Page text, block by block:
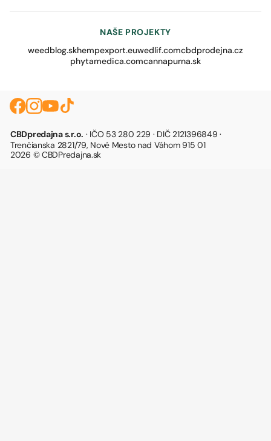
NAŠE PROJEKTY
weedblog.skhempexport.euwedlif.comcbdprodejna.cz
phytamedica.comcannapurna.sk
CBDpredajna s.r.o. · IČO 53 280 229 · DIČ 2121396849 ·
Trenčianska 2821/79, Nové Mesto nad Váhom 915 01
2026 © CBDPredajna.sk